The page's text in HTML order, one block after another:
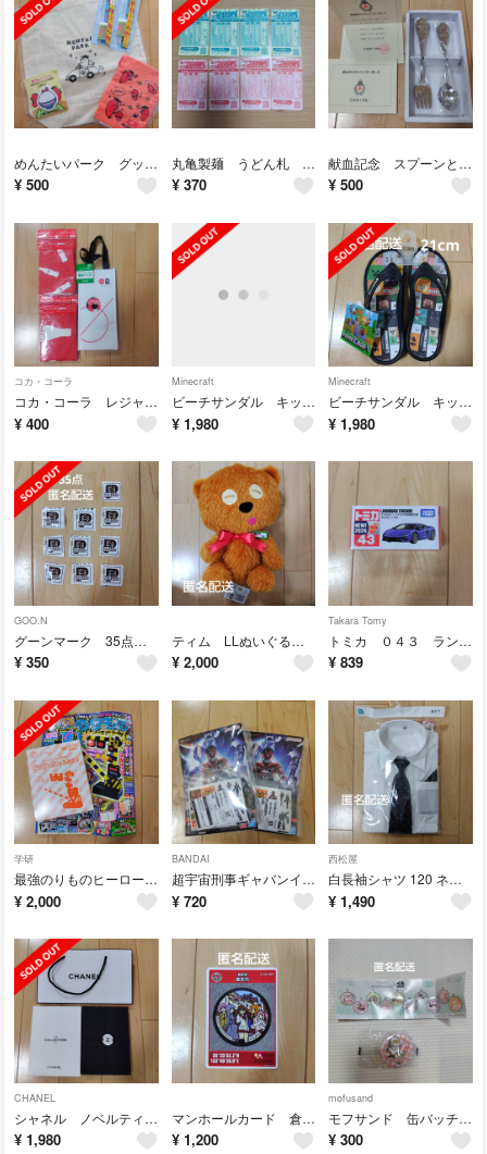
めんたいパーク グッズ コットンバッグ 巾着 付箋 鉛筆 定規 消しゴム 文具
¥ 500
丸亀製麺 うどん札 8枚 うどん券 まるがめせいめん
¥ 370
献血記念 スプーンとフォークのセット カトラリー
¥ 500
コカ・コーラ
コカ・コーラ レジャーシート 保冷バッグ
¥ 400
Minecraft
ビーチサンダル キッズ ぞうり マインクラフト 19センチ
¥ 1,980
Minecraft
ビーチサンダル キッズ ぞうり マインクラフト 21センチ
¥ 1,980
GOO.N
グーンマーク 35点 大感謝祭 GOON
¥ 350
ティム LLぬいぐるみ 〜リボンバージョン〜ミニオンズ
¥ 2,000
Takara Tomy
トミカ ０４３ ランボルギーニ テメラリオ 初回特別仕様
¥ 839
学研
最強のりものヒーローズ 2025年 01月号 踏切 付録つき
¥ 2,000
BANDAI
超宇宙刑事ギャバンインフィニティ エモルギア シール あいことばキャンペーン
¥ 720
西松屋
白長袖シャツ 120 ネクタイチーフ付き フォーマル 卒園式 入学式
¥ 1,490
CHANEL
シャネル ノベルティ メモ 付箋ペンシルセット ラ・コレクション
¥ 1,980
マンホールカード 倉吉 ひなビタ
¥ 1,200
mofusand
モフサンド 缶バッチ くら寿司 mofusand
¥ 300